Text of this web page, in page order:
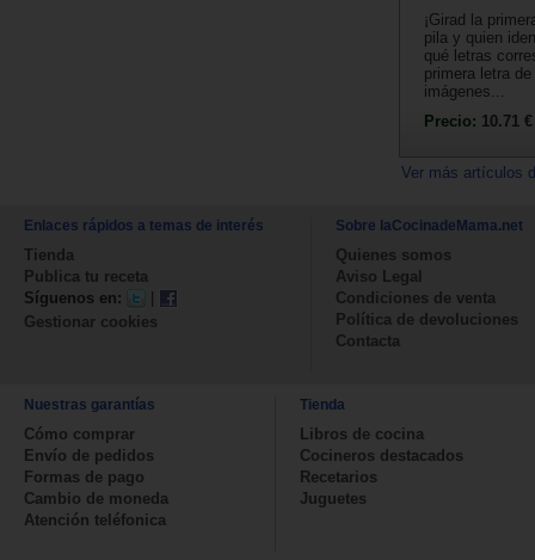
¡Girad la
pila y quien
qué letras
primera letra
imágenes...
Precio: 10.71 €
Ver más artículos
Enlaces rápidos a temas de interés
Tienda
Publica tu receta
Síguenos en:
|
Gestionar cookies
Sobre laCocinadeMama.net
Quienes somos
Aviso Legal
Condiciones de venta
Política de devoluciones
Contacta
Nuestras garantías
Cómo comprar
Envío de pedidos
Formas de pago
Cambio de moneda
Atención teléfonica
Tienda
Libros de cocina
Cocineros destacados
Recetarios
Juguetes